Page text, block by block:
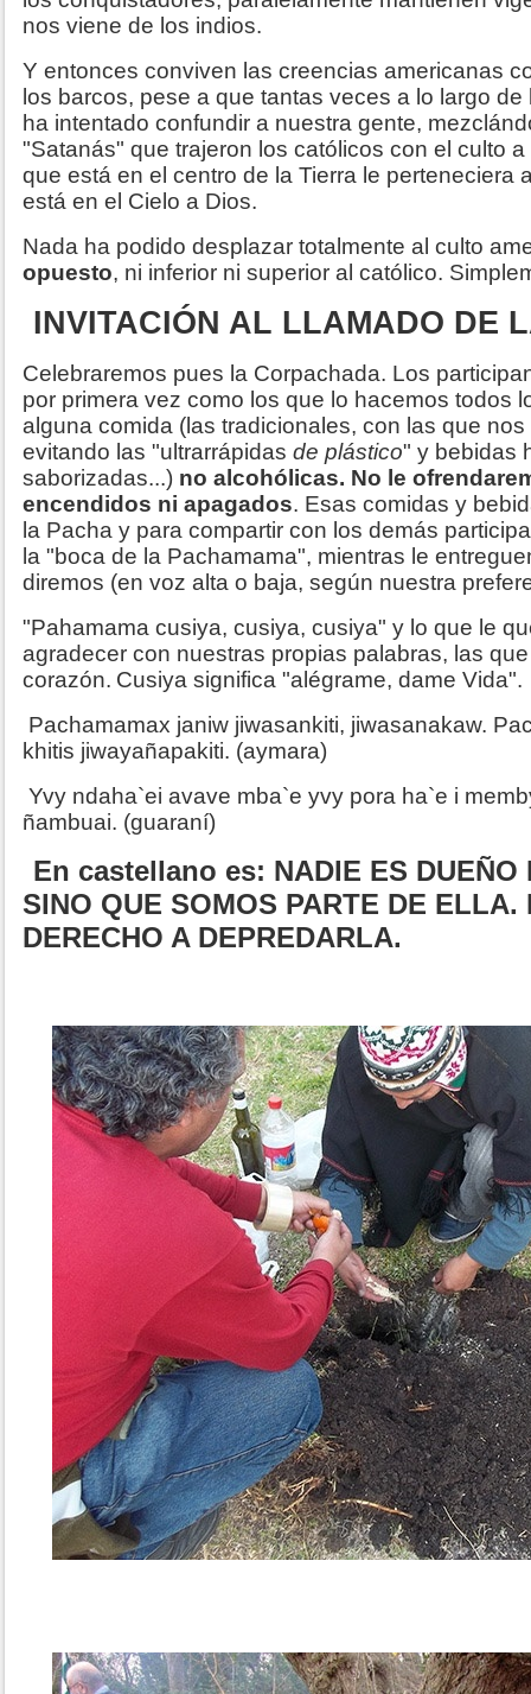
nos viene de los indios.
Y entonces conviven las creencias americanas
los barcos, pese a que tantas veces a lo largo
ha intentado confundir a nuestra gente,
"Satanás" que trajeron los católicos con el culto
que está en el centro de la Tierra le perteneciera
está en el Cielo a Dios.
Nada ha podido desplazar totalmente al culto
opuesto, ni inferior ni superior al católico.
INVITACIÓN AL LLAMADO DE
Celebraremos pues la Corpachada. Los
por primera vez como los que lo hacemos todos
alguna comida (las tradicionales, con las que
evitando las "ultrarrápidas de plástico" y bebidas
saborizadas...) no alcohólicas. No le
encendidos ni apagados. Esas comidas y
la Pacha y para compartir con los demás
la "boca de la Pachamama", mientras le
diremos (en voz alta o baja, según nuestra
"Pahamama cusiya, cusiya, cusiya" y lo que le
agradecer con nuestras propias palabras, las
corazón. Cusiya significa "alégrame, dame Vida".
Pachamamax janiw jiwasankiti, jiwasanakaw.
khitis jiwayañapakiti. (aymara)
Yvy ndaha`ei avave mba`e yvy pora ha`e i
ñambuai. (guaraní)
En castellano es: NADIE ES DUEÑO
SINO QUE SOMOS PARTE DE ELLA.
DERECHO A DEPREDARLA.